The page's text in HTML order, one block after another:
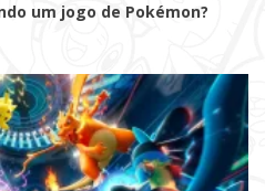
um jogo de Pokémon?